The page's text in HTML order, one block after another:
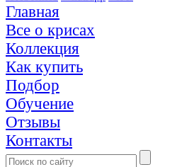
Главная
Все о крисах
Коллекция
Как купить
Подбор
Обучение
Отзывы
Контакты